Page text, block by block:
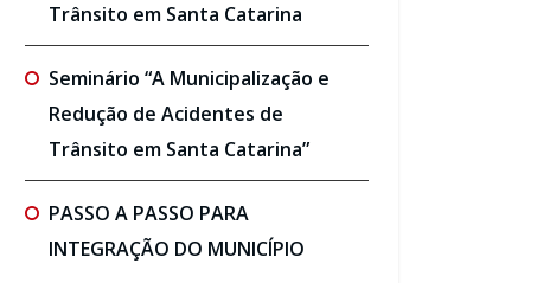
Trânsito em Santa Catarina
Seminário “A Municipalização e
Redução de Acidentes de
Trânsito em Santa Catarina”
PASSO A PASSO PARA
INTEGRAÇÃO DO MUNICÍPIO